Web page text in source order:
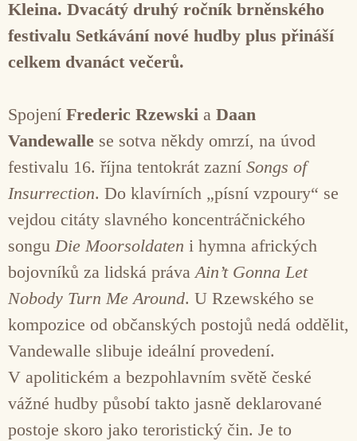
Kleina. Dvacátý druhý ročník brněnského
festivalu Setkávání nové hudby plus přináší
celkem dvanáct večerů.
Spojení Frederic Rzewski a Daan
Vandewalle se sotva někdy omrzí, na úvod
festivalu 16. října tentokrát zazní Songs of
Insurrection. Do klavírních „písní vzpoury“ se
vejdou citáty slavného koncentráčnického
songu Die Moorsoldaten i hymna afrických
bojovníků za lidská práva Ain’t Gonna Let
Nobody Turn Me Around. U Rzewského se
kompozice od občanských postojů nedá oddělit,
Vandewalle slibuje ideální provedení.
V apolitickém a bezpohlavním světě české
vážné hudby působí takto jasně deklarované
postoje skoro jako teroristický čin. Je to